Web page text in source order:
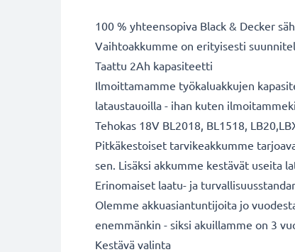
100 % yhteensopiva Black & Decker
Vaihtoakkumme on erityisesti
Taattu 2Ah kapasiteetti
Ilmoittamamme työkaluakkujen
lataustauoilla - ihan kuten
Tehokas 18V BL2018, BL1518,
Pitkäkestoiset tarvikeakkumme
sen. Lisäksi akkumme kestävät useita
Erinomaiset laatu- ja
Olemme akkuasiantuntijoita jo
enemmänkin - siksi akuillamme on 3
Kestävä valinta